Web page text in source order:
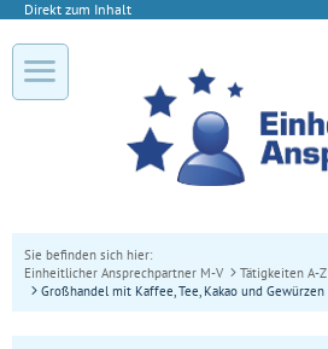
Direkt zum Inhalt
Sie befinden sich hier:
Einheitlicher Ansprechpartner M-V
Tätigkeiten A-Z
Großhandel mit Kaffee, Tee, Kakao und Gewürzen